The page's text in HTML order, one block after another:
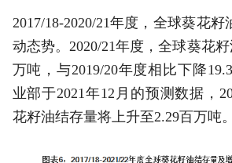
2017/18-2020/21年度，全球葵花
动态势。2020/21年度，全球葵花
万吨，与2019/20年度相比下降
业部于2021年12月的预测数据，
花籽油结存量将上升至2.29百万吨。